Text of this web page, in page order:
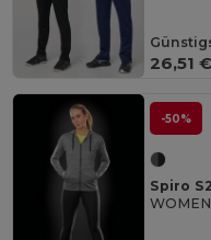
26,51
-50%
Spiro